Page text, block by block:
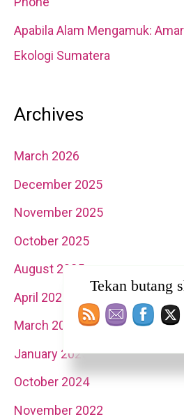
Apabila Alam Mengamuk:
Ekologi Sumatera
Archives
March 2026
December 2025
November 2025
October 2025
August 2025
April 2025
March 2025
January 2025
October 2024
November 2022
Tekan butang